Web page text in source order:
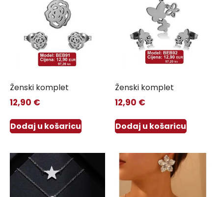
Ženski komplet
12,90 €
Dodaj u košaricu
Ženski komplet
12,90 €
Dodaj u košaricu